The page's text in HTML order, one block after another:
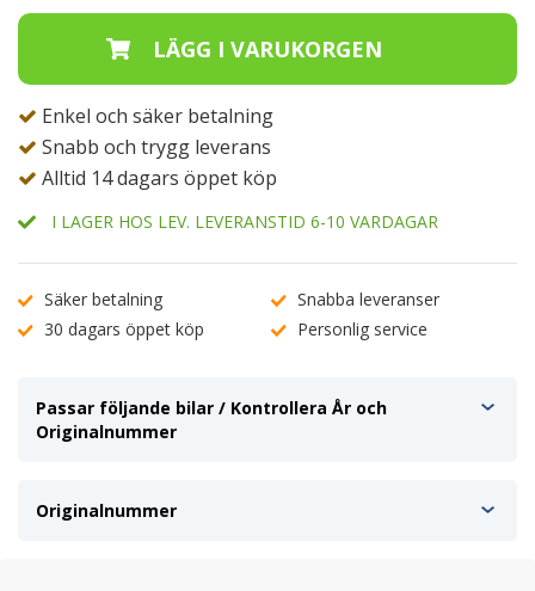
Enkel och säker betalning
Snabb och trygg leverans
Alltid 14 dagars öppet köp
I LAGER HOS LEV. LEVERANSTID 6-10 VARDAGAR
Säker betalning
Snabba leveranser
30 dagars öppet köp
Personlig service
Passar följande bilar / Kontrollera År och
Originalnummer
Originalnummer